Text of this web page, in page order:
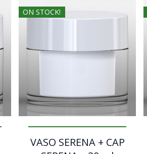
ON STOCK!
VASO SERENA + CAP